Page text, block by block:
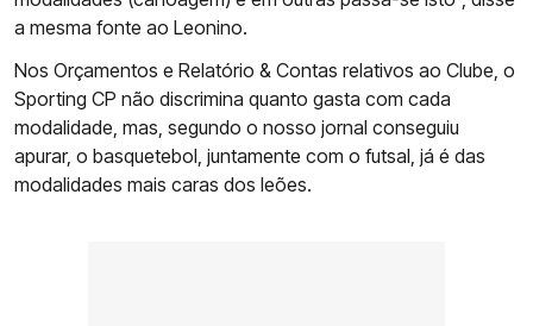
a mesma fonte ao Leonino.
Nos Orçamentos e Relatório & Contas relativos ao Clube, o
Sporting CP não discrimina quanto gasta com cada
modalidade, mas, segundo o nosso jornal conseguiu
apurar, o basquetebol, juntamente com o futsal, já é das
modalidades mais caras dos leões.